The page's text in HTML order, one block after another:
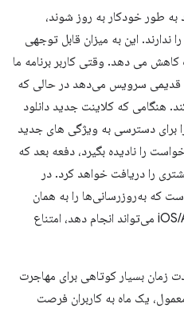
به طور خودکار به روز شوند،
ندارند. این به میزان قابل توجهی
می دهد. وقتی کاربر برنامه ما
قدیمی سرویس می‌دهد در حالی که
هنگامی که کلاینت جدید دانلود
برای دسترسی به ویژگی های جدید
را نادیده بگیرد، دفعه بعد که
را دریافت خواهد کرد. در
که به‌روزرسانی‌ها را به همان
روشی که برای برنامه‌های iOS/Android می‌تواند انجام دهد، امتناع
زمان بسیار کوتاهی برای مهاجرت
یک ماه به کاربران فرصت